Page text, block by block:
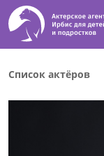
Список актёров